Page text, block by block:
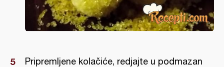
Pripremljene kolačiće, redjajte u podmazan